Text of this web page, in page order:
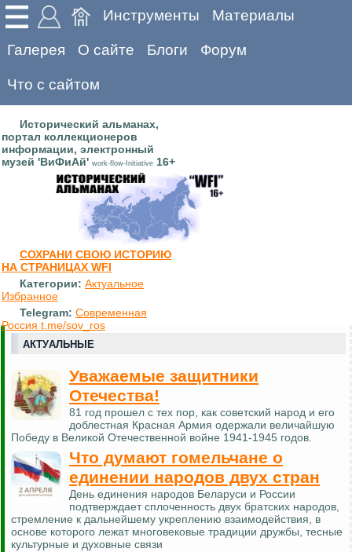
Инструменты Материалы
Галерея О сайте Блоги Форум
Что с сайтом
Исторический альманах,
портал коллекционеров
информации, электронный
музей 'ВиФиАй' work-flow-Initiative 16+
СОХРАНИ СВОЮ ИСТОРИЮ
НА СТРАНИЦАХ WFI
Категории: Актуальное
Избранное
Telegram: Современная
Россия t.me/sov_ros
АКТУАЛЬНЫЕ
Уважаемые защитники
Отечества!
81 год прошел с тех пор, как советский народ и его
доблестная Красная Армия одержали величайшую
Победу в Великой Отечественной войне 1941-1945 годов.
Что думают гомельчане о
единении народов двух стран
День единения народов Беларуси и России
подтверждает сплоченность двух братских народов,
стремление к дальнейшему укреплению взаимодействия, в
основе которого лежат многовековые традиции дружбы, тесные
культурные и духовные связи